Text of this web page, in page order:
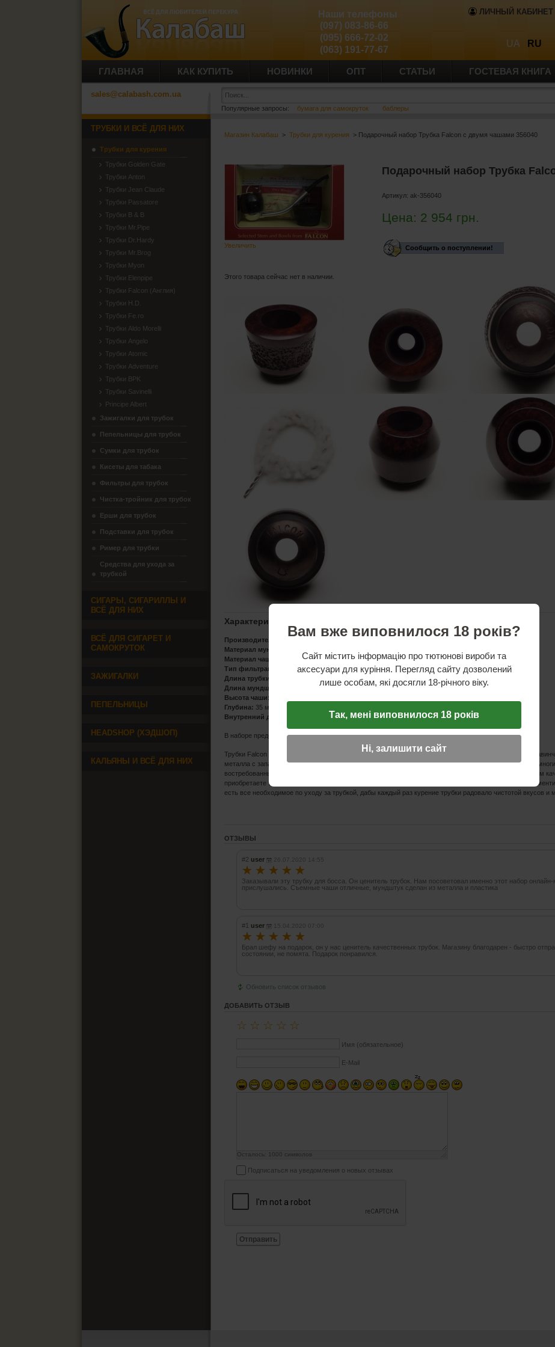
ЛИЧНЫЙ КАБИНЕТ
UA RU
Наши телефоны
(097) 083-86-66
(095) 666-72-02
(063) 191-77-67
ГЛАВНАЯ КАК КУПИТЬ НОВИНКИ ОПТ СТАТЬИ ГОСТЕВАЯ КНИГА
sales@calabash.com.ua
Популярные запросы: бумага для самокруток баблеры
Магазин Калабаш > Трубки для курения > Подарочный набор Трубка Falcon с двумя чашами 356040
Увеличить
Подарочный набор Трубка
Артикул:ak-356040
Цена: 2 954 грн.
Сообщить о поступлении!
Этого товара сейчас нет в наличии.
Характеристики
Производитель:
Материал мундштука:
Материал чаши:
Тип фильтрации:
Кольца
Длина трубки:
Длина мундштука:
Высота чаши:
Глубина: 35 мм
Внутренний диаметр чаши:
27 мм
В наборе представлены чаши формой "Bulldog" (Бульдог) и "Algiers" (Алжир).
Трубки Falcon всегда выгодно отличались от моделей иных марок своей уникальной конструкцией.
металла с запатентированной технологией создания прохладного и сухого дыма, пришлась по вкусу
востребованным в своем сегменте. Предлагаемый набор трубки Falcon несомненно порадует высоким
приобретаете трубку с двумя сменными чашами, что, несомненно, порадуют возможностью
есть все необходимое по уходу за трубкой, дабы каждый раз курение трубки радовало чистотой вкусов и
ОТЗЫВЫ
#2 user 26.07.2020 14:55
☆ ☆ ☆ ☆ ☆
Заказывали эту трубку для босса. Он ценитель трубок. Нам посоветовал именно этот набор
прислушались. Съемные чаши отличные, мундштук сделан из металла и пластика
#1 user 15.04.2020 07:00
☆ ☆ ☆ ☆ ☆
Брал шефу на подарок, он у нас ценитель качественных трубок. Магазину благодарен - быстро
состоянии, не помята. Подарок понравился.
Обновить список отзывов
ДОБАВИТЬ ОТЗЫВ
☆
☆
☆
☆
☆
Имя (обязательное)
E-Mail
Осталось: 1000 символов
Подписаться на уведомления о новых отзывах
Отправить
ТРУБКИ И ВСЁ ДЛЯ НИХ
Трубки для курения
Трубки Golden Gate
Трубки Anton
Трубки Jean Claude
Трубки Passatore
Трубки B & B
Трубки Mr.Pipe
Трубки Dr.Hardy
Трубки Mr.Brog
Трубки Myon
Трубки Elenpipe
Трубки Falcon (Англия)
Трубки H.D.
Трубки Fe.ro
Трубки Aldo Morelli
Трубки Angelo
Трубки Atomic
Трубки Adventure
Трубки BPK
Трубки Savinelli
Principe Albert
Зажигалки для трубок
Пепельницы для трубок
Сумки для трубок
Кисеты для табака
Фильтры для трубок
Чистка-тройник для трубок
Ерши для трубок
Подставки для трубок
Ример для трубки
Средства для ухода за
трубкой
СИГАРЫ, СИГАРИЛЛЫ И
ВСЁ ДЛЯ НИХ
ВСЁ ДЛЯ СИГАРЕТ И
САМОКРУТОК
ЗАЖИГАЛКИ
ПЕПЕЛЬНИЦЫ
HEADSHOP (ХЭДШОП)
КАЛЬЯНЫ И ВСЁ ДЛЯ НИХ
Вам вже виповнилося 18 років?
Сайт містить інформацію про тютюнові вироби та
аксесуари для куріння. Перегляд сайту дозволений
лише особам, які досягли 18-річного віку.
Так, мені виповнилося 18 років
Ні, залишити сайт